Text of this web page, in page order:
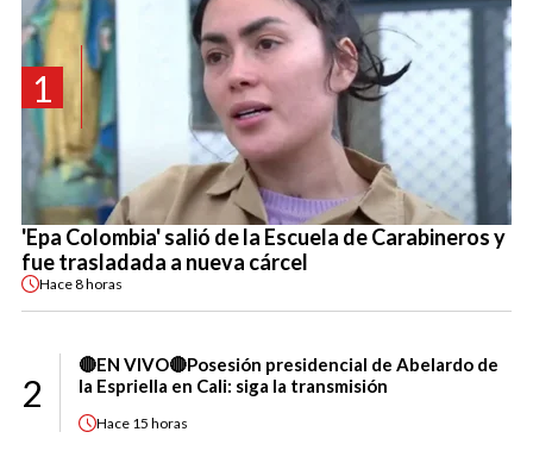
1
'Epa Colombia' salió de la Escuela de Carabineros y
fue trasladada a nueva cárcel
Hace8 horas
2
🔴EN VIVO🔴Posesión presidencial de Abelardo de
la Espriella en Cali: siga la transmisión
Hace 15 horas